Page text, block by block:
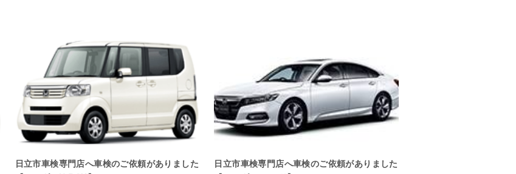
日立市車検専門店へ車検のご依頼がありました
日立市車検専門店へ車検のご依頼がありました